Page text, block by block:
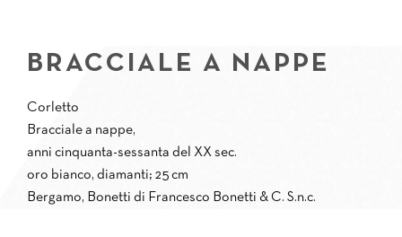
BRACCIALE A NAPPE
Corletto
Bracciale a nappe,
anni cinquanta-sessanta del XX sec.
oro bianco, diamanti; 25 cm
Bergamo, Bonetti di Francesco Bonetti & C. S.n.c.